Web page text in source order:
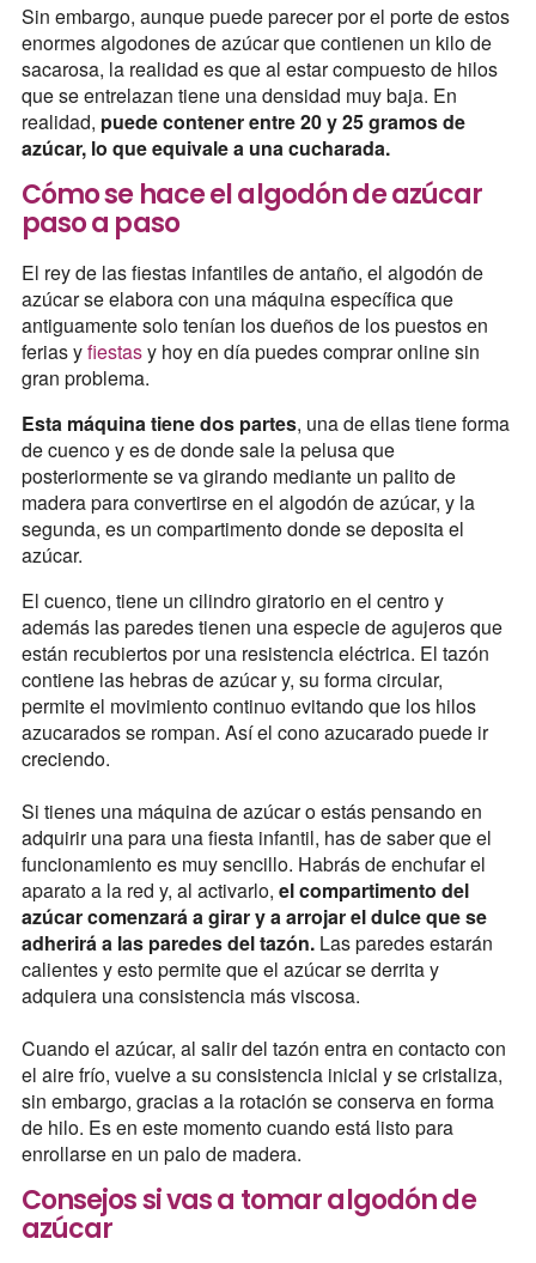
Sin embargo, aunque puede parecer por el porte de estos
enormes algodones de azúcar que contienen un kilo de
sacarosa, la realidad es que al estar compuesto de hilos
que se entrelazan tiene una densidad muy baja. En
realidad, puede contener entre 20 y 25 gramos de
azúcar, lo que equivale a una cucharada.
Cómo se hace el algodón de azúcar
paso a paso
El rey de las fiestas infantiles de antaño, el algodón de
azúcar se elabora con una máquina específica que
antiguamente solo tenían los dueños de los puestos en
ferias yfiestasy hoy en día puedes comprar online sin
gran problema.
Esta máquina tiene dos partes, una de ellas tiene forma
de cuenco y es de donde sale la pelusa que
posteriormente se va girando mediante un palito de
madera para convertirse en el algodón de azúcar, y la
segunda, es un compartimento donde se deposita el
azúcar.
El cuenco, tiene un cilindro giratorio en el centro y
además las paredes tienen una especie de agujeros que
están recubiertos por una resistencia eléctrica. El tazón
contiene las hebras de azúcar y, su forma circular,
permite el movimiento continuo evitando que los hilos
azucarados se rompan. Así el cono azucarado puede ir
creciendo.
Si tienes una máquina de azúcar o estás pensando en
adquirir una para una fiesta infantil, has de saber que el
funcionamiento es muy sencillo. Habrás de enchufar el
aparato a la red y, al activarlo, el compartimento del
azúcar comenzará a girar y a arrojar el dulce que se
adherirá a las paredes del tazón.Las paredes estarán
calientes y esto permite que el azúcar se derrita y
adquiera una consistencia más viscosa.
Cuando el azúcar, al salir del tazón entra en contacto con
el aire frío, vuelve a su consistencia inicial y se cristaliza,
sin embargo, gracias a la rotación se conserva en forma
de hilo. Es en este momento cuando está listo para
enrollarse en un palo de madera.
Consejos si vas a tomar algodón de
azúcar